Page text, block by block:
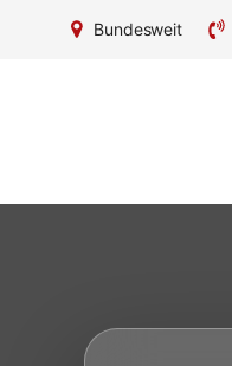
Bundesweit